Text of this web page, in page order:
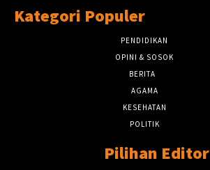
Kategori Populer
PENDIDIKAN
OPINI & SOSOK
BERITA
AGAMA
KESEHATAN
POLITIK
Pilihan Editor